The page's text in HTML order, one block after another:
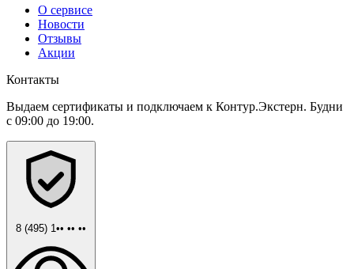
О сервисе
Новости
Отзывы
Акции
Контакты
Выдаем сертификаты и подключаем к Контур.Экстерн. Будни
с 09:00 до 19:00.
8 (495) 1•• •• ••